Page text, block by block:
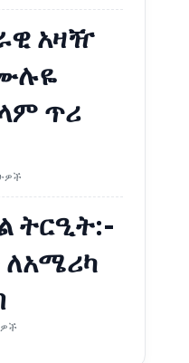
አዛዥ
ጥሪ
ትርዒት:-
ለአሜሪካ